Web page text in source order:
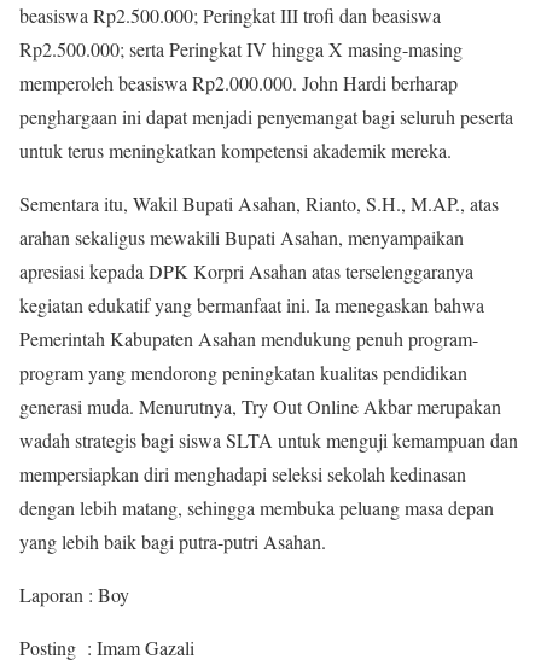
beasiswa Rp2.500.000; Peringkat III trofi dan beasiswa
Rp2.500.000; serta Peringkat IV hingga X masing-masing
memperoleh beasiswa Rp2.000.000. John Hardi berharap
penghargaan ini dapat menjadi penyemangat bagi seluruh peserta
untuk terus meningkatkan kompetensi akademik mereka.
Sementara itu, Wakil Bupati Asahan, Rianto, S.H., M.AP., atas
arahan sekaligus mewakili Bupati Asahan, menyampaikan
apresiasi kepada DPK Korpri Asahan atas terselenggaranya
kegiatan edukatif yang bermanfaat ini. Ia menegaskan bahwa
Pemerintah Kabupaten Asahan mendukung penuh program-
program yang mendorong peningkatan kualitas pendidikan
generasi muda. Menurutnya, Try Out Online Akbar merupakan
wadah strategis bagi siswa SLTA untuk menguji kemampuan dan
mempersiapkan diri menghadapi seleksi sekolah kedinasan
dengan lebih matang, sehingga membuka peluang masa depan
yang lebih baik bagi putra-putri Asahan.
Laporan : Boy
Posting : Imam Gazali